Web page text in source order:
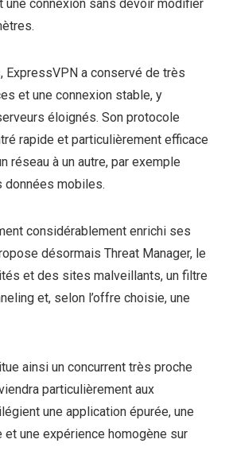
une connexion sans devoir modifier
ExpressVPN a conservé de très
et une connexion stable, y
éloignés. Son protocole
rapide et particulièrement efficace
réseau à un autre, par exemple
données mobiles.
considérablement enrichi ses
désormais Threat Manager, le
et des sites malveillants, un filtre
et, selon l’offre choisie, une
ainsi un concurrent très proche
particulièrement aux
une application épurée, une
et une expérience homogène sur